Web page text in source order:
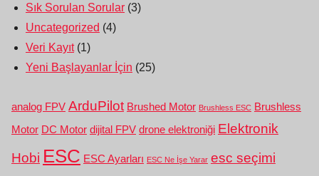
Sık Sorulan Sorular (3)
Uncategorized (4)
Veri Kayıt(1)
Yeni Başlayanlar İçin (25)
analog FPV ArduPilot Brushed Motor Brushless ESC Brushless
Motor DC Motor dijital FPV drone elektroniği Elektronik
Hobi ESC ESC Ayarları ESC Ne İşe Yarar esc seçimi